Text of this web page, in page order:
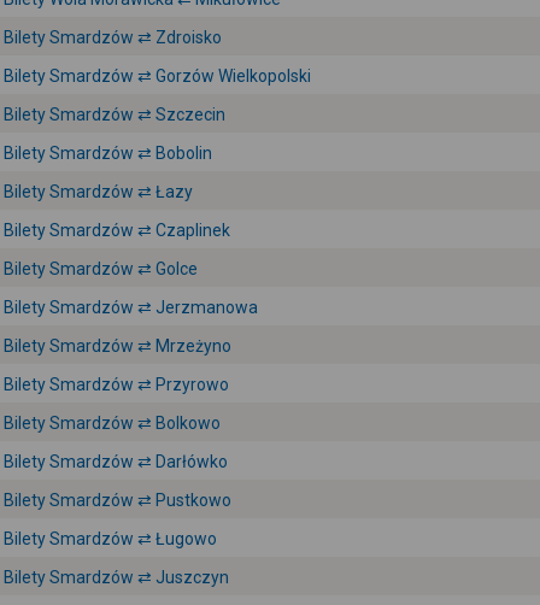
Bilety Smardzów ⇄ Zdroisko
Bilety Smardzów ⇄ Gorzów Wielkopolski
Bilety Smardzów ⇄ Szczecin
Bilety Smardzów ⇄ Bobolin
Bilety Smardzów ⇄ Łazy
Bilety Smardzów ⇄ Czaplinek
Bilety Smardzów ⇄ Golce
Bilety Smardzów ⇄ Jerzmanowa
Bilety Smardzów ⇄ Mrzeżyno
Bilety Smardzów ⇄ Przyrowo
Bilety Smardzów ⇄ Bolkowo
Bilety Smardzów ⇄ Darłówko
Bilety Smardzów ⇄ Pustkowo
Bilety Smardzów ⇄ Ługowo
Bilety Smardzów ⇄ Juszczyn